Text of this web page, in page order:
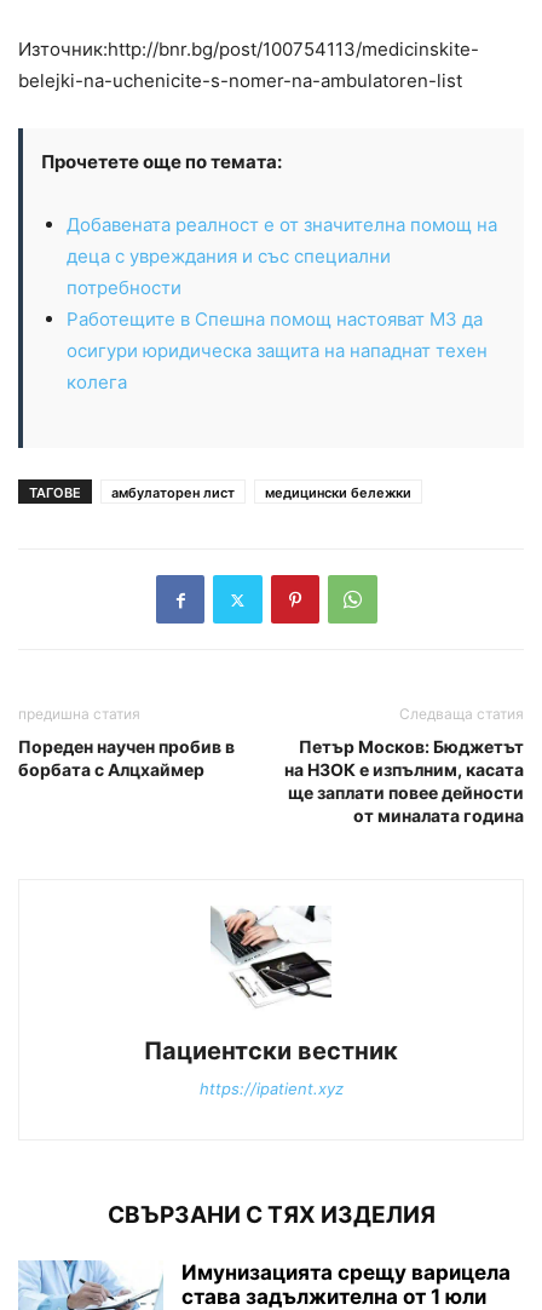
Източник:http://bnr.bg/post/100754113/medicinskite-
belejki-na-uchenicite-s-nomer-na-ambulatoren-list
Прочетете още по темата:
Добавената реалност е от значителна помощ на
деца с увреждания и със специални
потребности
Работещите в Спешна помощ настояват МЗ да
осигури юридическа защита на нападнат техен
колега
ТАГОВЕ амбулаторен лист медицински бележки
предишна статия
Пореден научен пробив в
борбата с Алцхаймер
Следваща статия
Петър Москов: Бюджетът
на НЗОК е изпълним, касата
ще заплати повее дейности
от миналата година
Пациентски вестник
https://ipatient.xyz
СВЪРЗАНИ С ТЯХ ИЗДЕЛИЯ
Имунизацията срещу варицела
става задължителна от 1 юли